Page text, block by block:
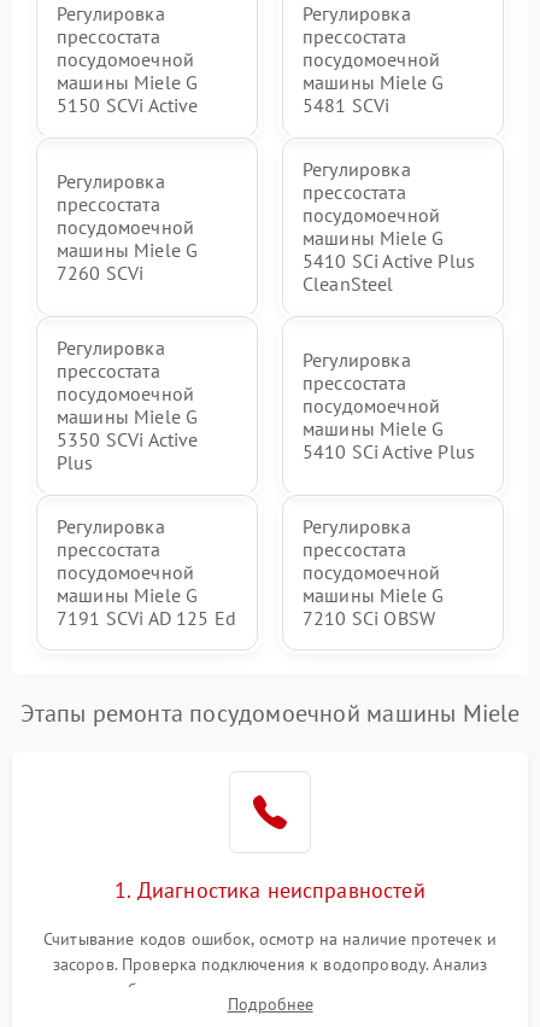
Регулировка
прессостата
посудомоечной
машины Miele G
5150 SCVi Active
Регулировка
прессостата
посудомоечной
машины Miele G
5481 SCVi
Регулировка
прессостата
посудомоечной
машины Miele G
7260 SCVi
Регулировка
прессостата
посудомоечной
машины Miele G
5410 SCi Active Plus
CleanSteel
Регулировка
прессостата
посудомоечной
машины Miele G
5350 SCVi Active
Plus
Регулировка
прессостата
посудомоечной
машины Miele G
5410 SCi Active Plus
Регулировка
прессостата
посудомоечной
машины Miele G
7191 SCVi AD 125 Ed
Регулировка
прессостата
посудомоечной
машины Miele G
7210 SCi OBSW
Этапы ремонта посудомоечной машины Miele
1. Диагностика неисправностей
Считывание кодов ошибок, осмотр на наличие протечек и
засоров. Проверка подключения к водопроводу. Анализ
жалоб на отсутствие слива, нагрева, вращения
разбрызгивателей или срабатывание системы защиты
Подробнее